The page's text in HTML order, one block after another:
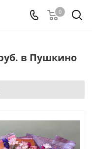
0
в Пушкино